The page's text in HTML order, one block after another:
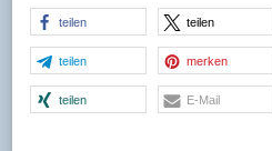
teilen teilen
teilen merken
teilen E-Mail